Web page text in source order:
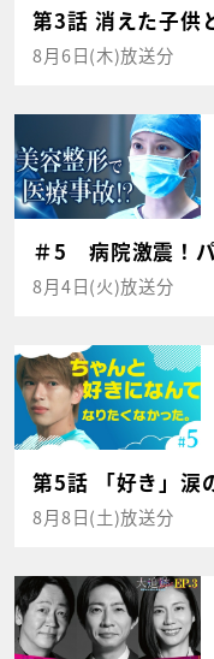
第3話 消えた子供
8月6日(木)放送分
＃5 病院激震！
8月4日(火)放送分
第5話 「好き」涙
8月8日(土)放送分